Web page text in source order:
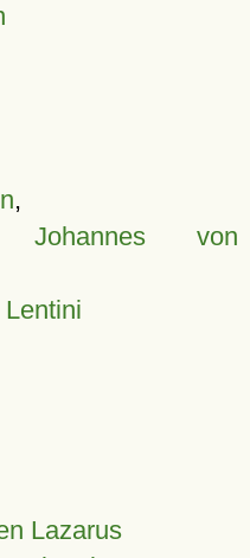
,
Johannes von
Lazarus